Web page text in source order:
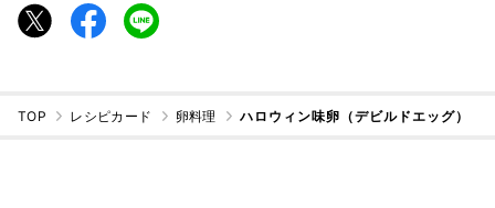
TOP レシピカード 卵料理 ハロウィン味卵（デビルドエッグ）